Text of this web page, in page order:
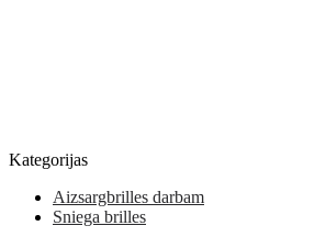
Kategorijas
Aizsargbrilles darbam
Sniega brilles